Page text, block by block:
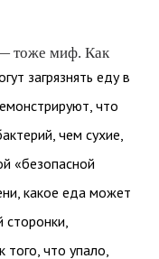
тоже миф. Как
загрязнять еду в
что
чем сухие,
«безопасной
какое еда может
сторонки,
того, что упало,